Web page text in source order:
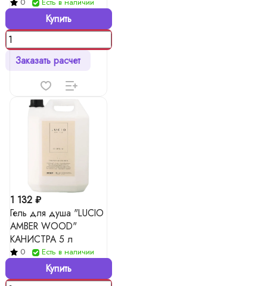
Купить
Заказать расчет
1 132 ₽
Гель для душа "LUCIO
AMBER WOOD"
КАНИСТРА 5 л
0 Есть в наличии
Купить